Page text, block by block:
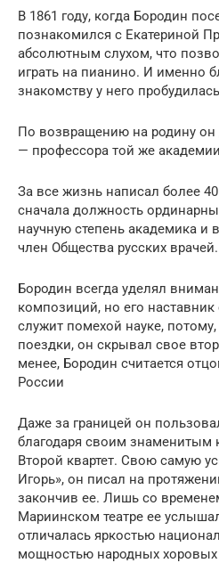
В 1861 году, когда Бородин
познакомился с Екатериной
абсолютным слухом, что
играть на пианино. И именно
знакомству у него
По возвращению на родину он
— профессора той же
За все жизнь написал более
сначала должность
научную степень академика и
член Общества русских врачей.
Бородин всегда уделял
композиций, но его
служит помехой науке,
поездки, он скрывал свое
менее, Бородин считается
России
Даже за границей он
благодаря своим
Второй квартет. Свою самую
Игорь», он писал на
закончив ее. Лишь со
Мариинском театре ее
отличалась яркостью
мощностью народных хоровых